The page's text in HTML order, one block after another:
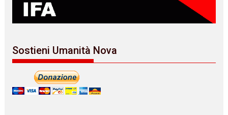
Sostieni Umanità Nova